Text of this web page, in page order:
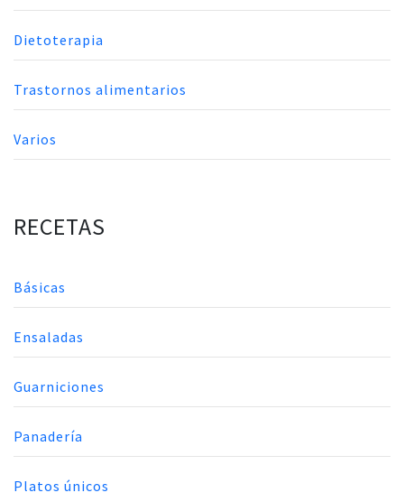
Dietoterapia
Trastornos alimentarios
Varios
RECETAS
Básicas
Ensaladas
Guarniciones
Panadería
Platos únicos